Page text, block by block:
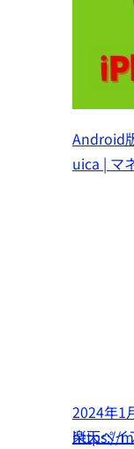
Android
uica | マ
2024年1
https://
楽天ペ